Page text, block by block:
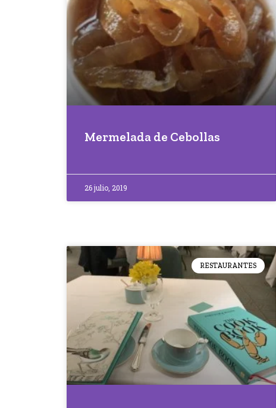
Mermelada de Cebollas
26 julio, 2019
RESTAURANTES